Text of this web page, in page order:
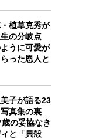
植草克秀が
の分岐点
ように可愛が
った恩人と
子が語る23
真集の裏
の妥協なき
と「貝殻